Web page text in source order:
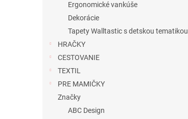
Ergonomické vankúše
Dekorácie
Tapety Walltastic s detskou tematikou
HRAČKY
CESTOVANIE
TEXTIL
PRE MAMIČKY
Značky
ABC Design